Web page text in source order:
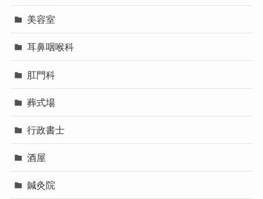
美容室
耳鼻咽喉科
肛門科
葬式場
行政書士
酒屋
鍼灸院